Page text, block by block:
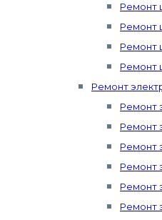
Ремонт
Ремонт
Ремонт
Ремонт
Ремонт
Ремонт
Ремонт
Ремонт
Ремонт
Ремонт
Ремонт